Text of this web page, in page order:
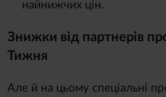
найнижчих цін.
Знижки від партнерів
Тижня
Але й на цьому спеціальні